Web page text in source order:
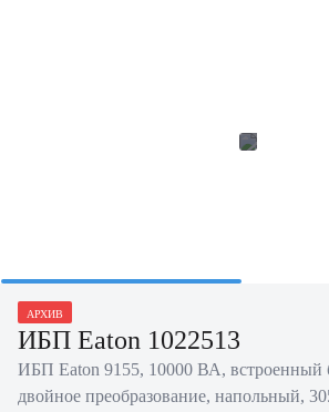
АРХИВ
ИБП Eaton 1022513
ИБП Eaton 9155, 10000 ВА, встроенный
двойное преобразование, напольный,